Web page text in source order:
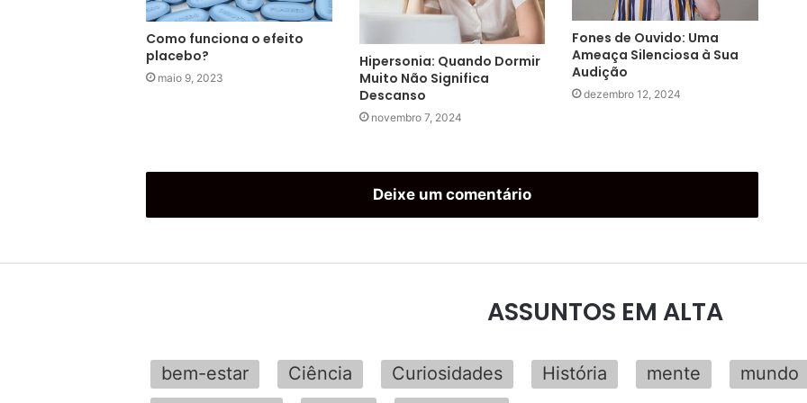
Como funciona o efeito
placebo?
maio 9, 2023
Hipersonia: Quando Dormir
Muito Não Significa
Descanso
novembro 7, 2024
Fones de Ouvido: Uma
Ameaça Silenciosa à Sua
Audição
dezembro 12, 2024
Deixe um comentário
ASSUNTOS EM ALTA
bem-estar Ciência Curiosidades História mente mundo